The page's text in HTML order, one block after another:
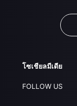
โซเชียลมีเดีย
FOLLOW US